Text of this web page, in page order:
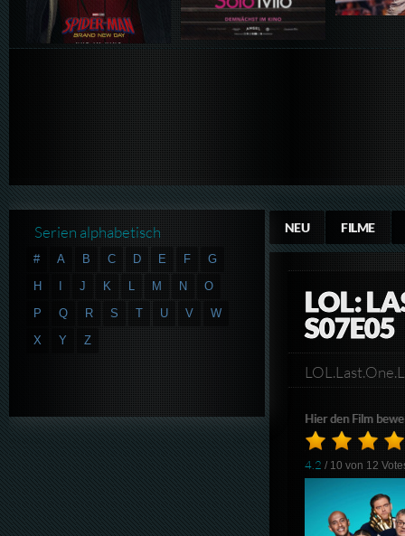
NEU FILME
LOL:
S07E05
Hier den Film
4.2 / 10 von 12
Serien alphabetisch
# A B C D E F
G
H
I J K L M N
O
P
Q R S T U V
W
X
Y Z